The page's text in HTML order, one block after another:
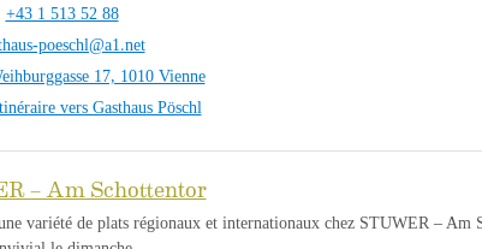
+43 1 513 52 88
poeschl@a1.net
17, 1010 Vienne
vers Gasthaus Pöschl
– Am Schottentor
variété de plats régionaux et internationaux chez STUWER –